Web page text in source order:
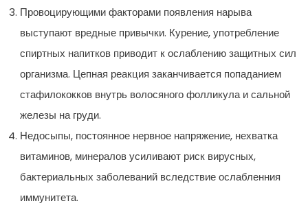
Провоцирующими факторами появления нарыва
выступают вредные привычки. Курение, употребление
спиртных напитков приводит к ослаблению защитных сил
организма. Цепная реакция заканчивается попаданием
стафилококков внутрь волосяного фолликула и сальной
железы на груди.
Недосыпы, постоянное нервное напряжение, нехватка
витаминов, минералов усиливают риск вирусных,
бактериальных заболеваний вследствие ослабленния
иммунитета.